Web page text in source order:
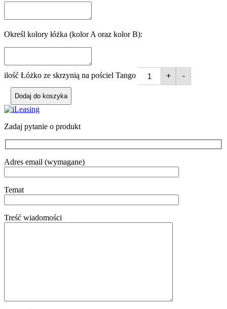
Określ kolory łóżka (kolor A oraz kolor B):
ilość Łóżko ze skrzynią na pościel Tango + -
Dodaj do koszyka
Zadaj pytanie o produkt
Adres email (wymagane)
Temat
Treść wiadomości